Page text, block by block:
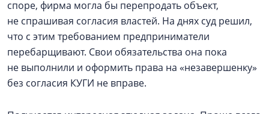
споре, фирма могла бы перепродать объект,
не спрашивая согласия властей. На днях суд решил,
что с этим требованием предприниматели
перебарщивают. Свои обязательства она пока
не выполнили и оформить права на «незавершенку»
без согласия КУГИ не вправе.